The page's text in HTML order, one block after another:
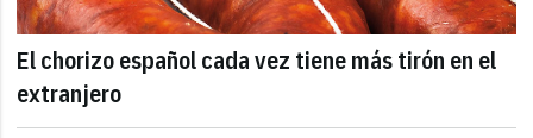
El chorizo español cada vez tiene más tirón en el
extranjero